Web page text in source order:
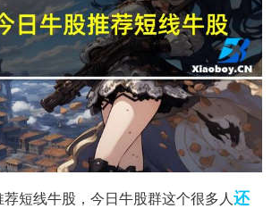
荐短线牛股，今日牛股群这个很多人还